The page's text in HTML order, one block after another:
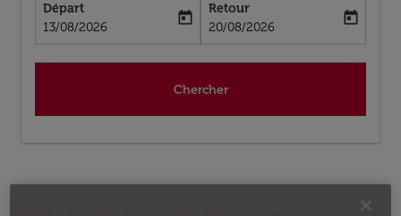
Départ
fc-booking-departure-date-aria-label
13/08/2026
today
Retour
fc-booking-return-date-aria-label
20/08/2026
today
Chercher